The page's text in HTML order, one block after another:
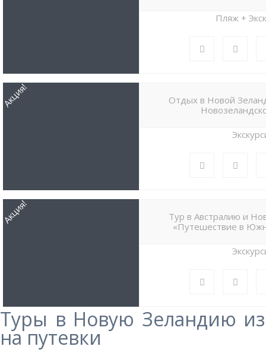
Пляж +
Акция!
Отдых в Новой
Акция!
Тур в Австралию и
«Путешествие в
Туры в Новую Зеландию
на путевки